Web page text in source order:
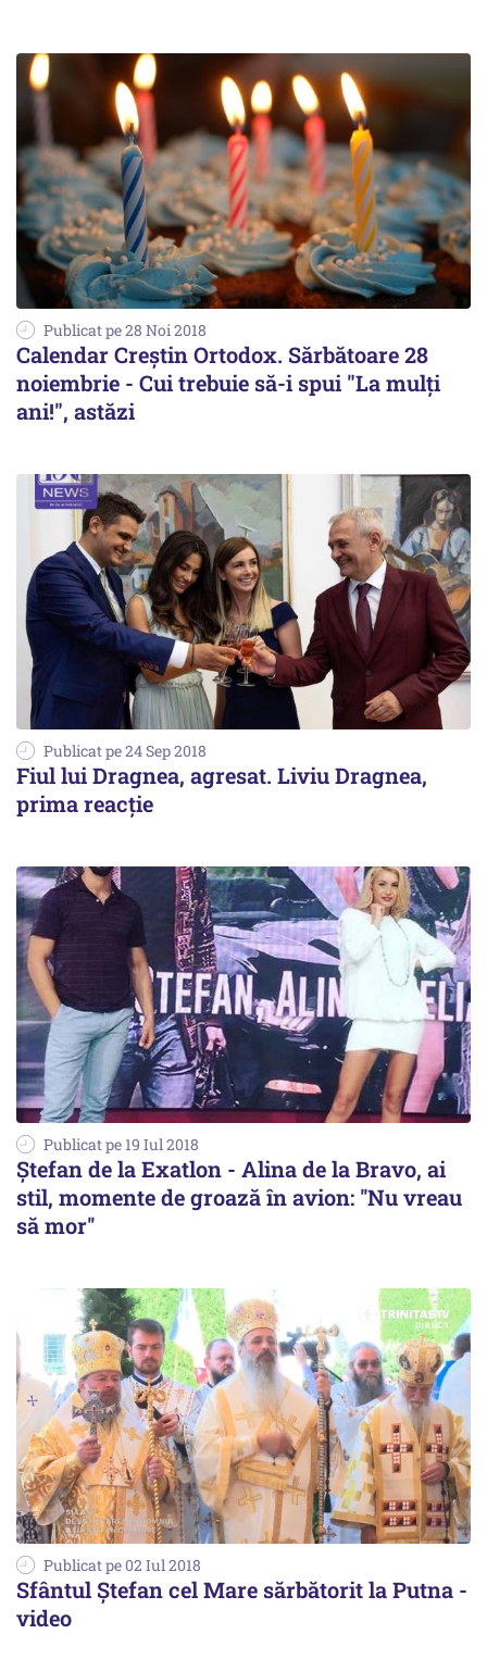
Publicat pe 28 Noi 2018
Calendar Creștin Ortodox. Sărbătoare 28
noiembrie - Cui trebuie să-i spui "La mulți
ani!", astăzi
Publicat pe 24 Sep 2018
Fiul lui Dragnea, agresat. Liviu Dragnea,
prima reacție
Publicat pe 19 Iul 2018
Ștefan de la Exatlon - Alina de la Bravo, ai
stil, momente de groază în avion: ''Nu vreau
să mor''
Publicat pe 02 Iul 2018
Sfântul Ştefan cel Mare sărbătorit la Putna -
video